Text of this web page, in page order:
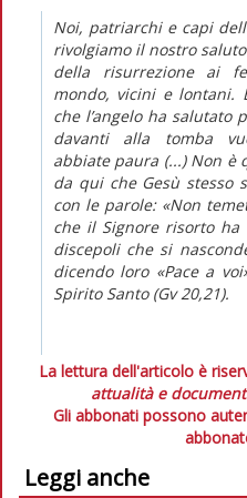
Noi, patriarchi e capi
rivolgiamo il nostro
della risurrezione ai
mondo, vicini e lontani.
che l’angelo ha salutato
davanti alla tomba
abbiate paura (...) Non è
da qui che Gesù stesso
con le parole: «Non
che il Signore risorto
discepoli che si
dicendo loro «Pace a
Spirito Santo (Gv 20,21).
La lettura dell'articolo è
attualità e
Gli abbonati possono
Leggi anche